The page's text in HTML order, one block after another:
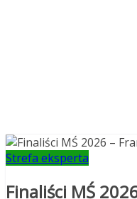
Strefa eksperta
Finaliści MŚ